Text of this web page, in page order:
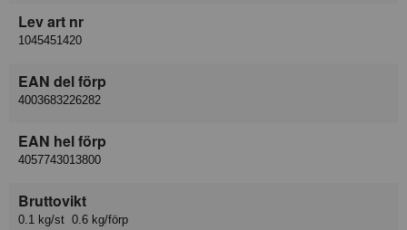
Lev art nr
1045451420
EAN del förp
4003683226282
EAN hel förp
4057743013800
Bruttovikt
0.1 kg/st 0.6 kg/förp